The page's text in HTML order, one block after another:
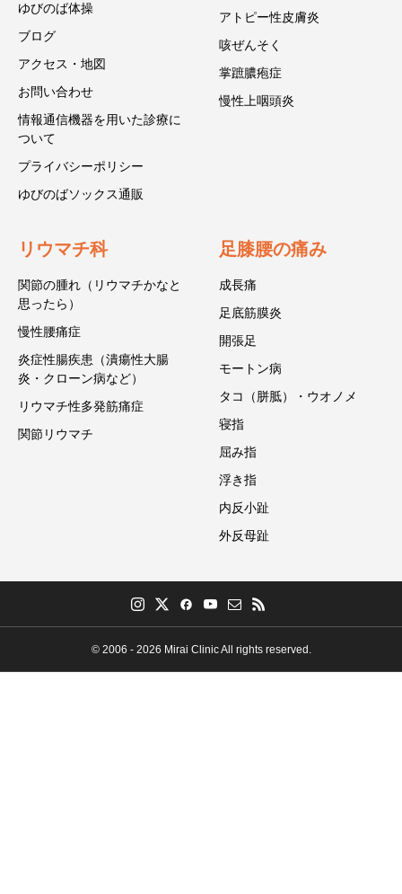
ゆびのば体操
ブログ
アクセス・地図
お問い合わせ
情報通信機器を用いた診療に
ついて
プライバシーポリシー
ゆびのばソックス通販
アトピー性皮膚炎
咳ぜんそく
掌蹠膿疱症
慢性上咽頭炎
リウマチ科
関節の腫れ（リウマチかなと
思ったら）
慢性腰痛症
炎症性腸疾患（潰瘍性大腸
炎・クローン病など）
リウマチ性多発筋痛症
関節リウマチ
足膝腰の痛み
成長痛
足底筋膜炎
開張足
モートン病
タコ（胼胝）・ウオノメ
寝指
屈み指
浮き指
内反小趾
外反母趾
© 2006 - 2026 Mirai Clinic All rights reserved.